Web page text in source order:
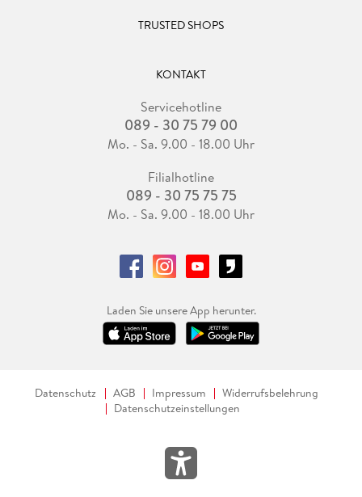
TRUSTED SHOPS
KONTAKT
Servicehotline
089 - 30 75 79 00
Mo. - Sa. 9.00 - 18.00 Uhr
Filialhotline
089 - 30 75 75 75
Mo. - Sa. 9.00 - 18.00 Uhr
Laden Sie unsere App herunter.
Datenschutz AGB Impressum
Widerrufsbelehrung
Datenschutzeinstellungen